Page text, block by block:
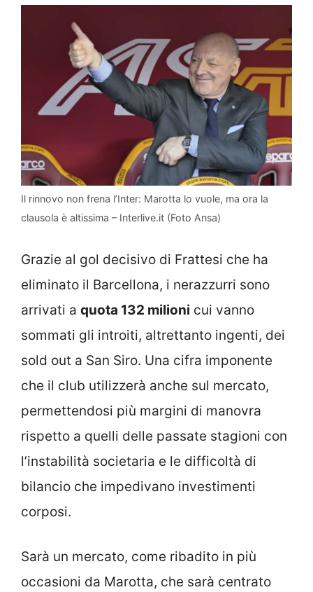
Il rinnovo non frena l’Inter: Marotta lo vuole, ma ora la
clausola è altissima – Interlive.it (Foto Ansa)
Grazie al gol decisivo di Frattesi che ha
eliminato il Barcellona, i nerazzurri sono
arrivati a quota 132 milioni cui vanno
sommati gli introiti, altrettanto ingenti, dei
sold out a San Siro. Una cifra imponente
che il club utilizzerà anche sul mercato,
permettendosi più margini di manovra
rispetto a quelli delle passate stagioni con
l’instabilità societaria e le difficoltà di
bilancio che impedivano investimenti
corposi.
Sarà un mercato, come ribadito in più
occasioni da Marotta, che sarà centrato